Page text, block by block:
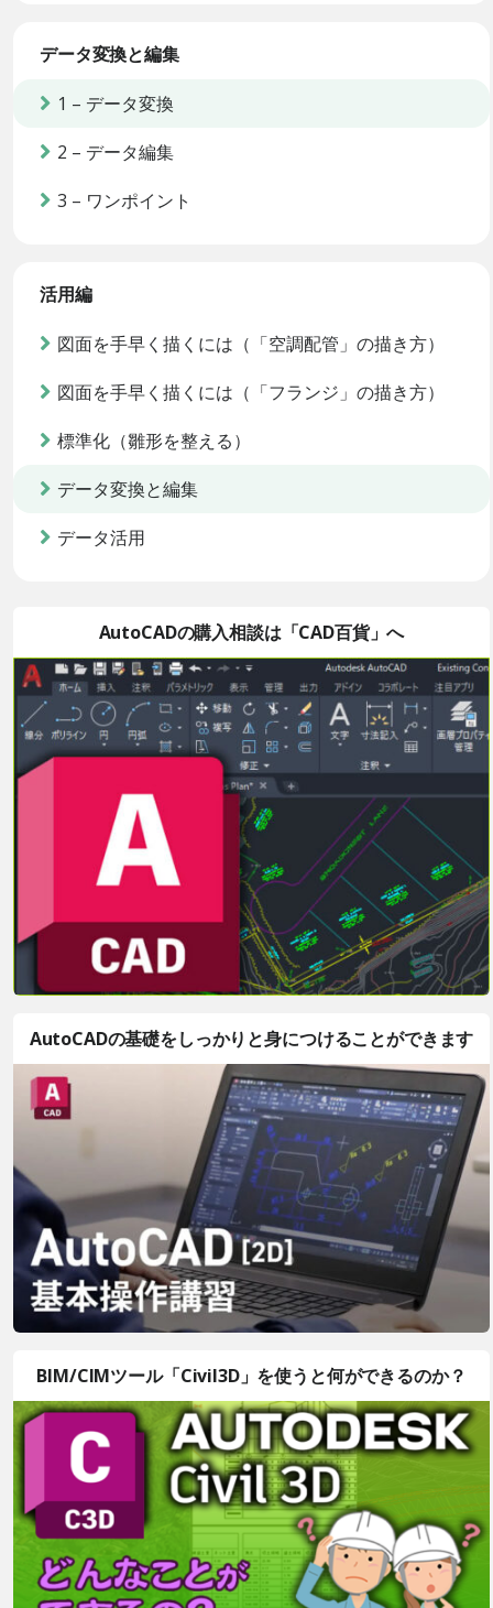
データ変換と編集
1 – データ変換
2 – データ編集
3 – ワンポイント
活用編
図面を手早く描くには（「空調配管」の描き方）
図面を手早く描くには（「フランジ」の描き方）
標準化（雛形を整える）
データ変換と編集
データ活用
AutoCADの購入相談は「CAD百貨」へ
AutoCADの基礎をしっかりと身につけることができます
BIM/CIMツール「Civil3D」を使うと何ができるのか？